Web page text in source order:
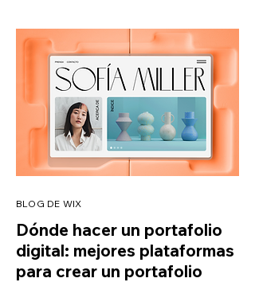
BLOG DE WIX
Dónde hacer un portafolio
digital: mejores plataformas
para crear un portafolio